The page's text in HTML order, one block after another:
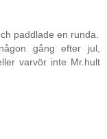
paddlade en runda.
gång efter jul,
varvör inte Mr.hult